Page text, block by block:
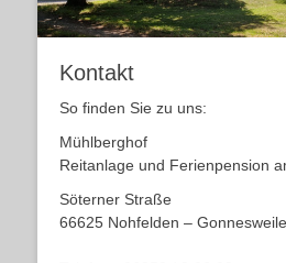
Kontakt
So finden Sie zu uns:
Mühlberghof
Reitanlage und Ferienpension
Söterner Straße
66625 Nohfelden –